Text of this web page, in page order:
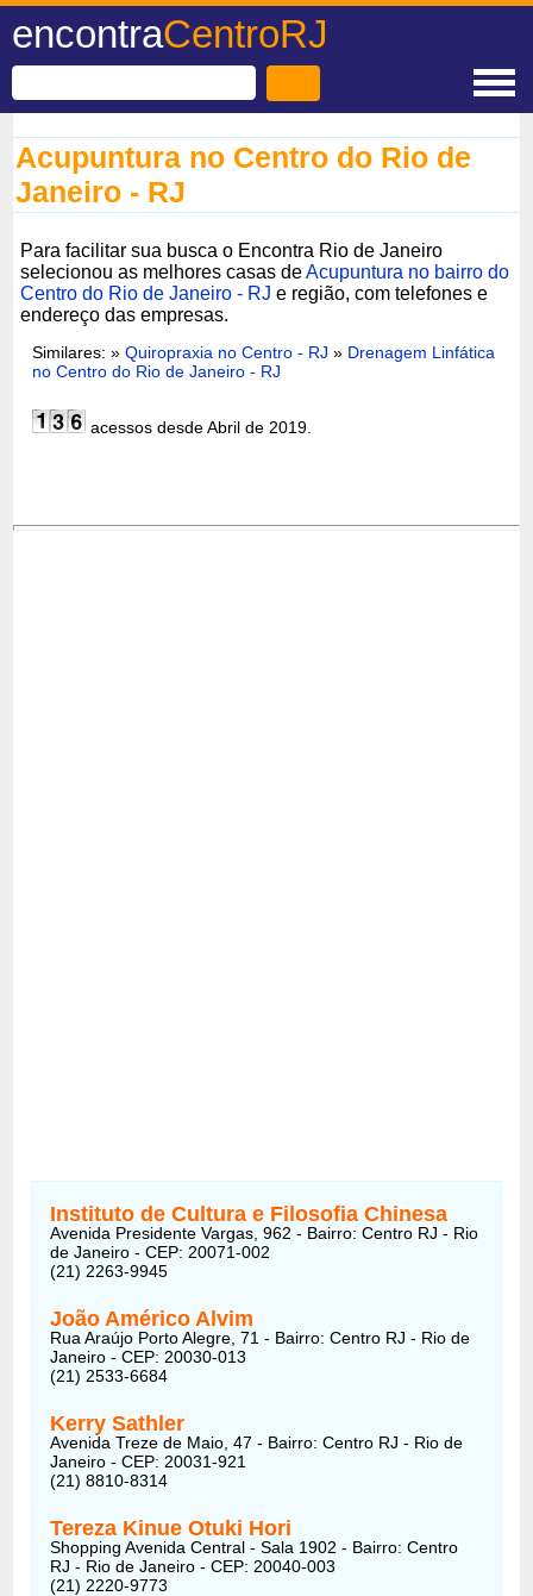
encontraCentroRJ
Acupuntura no Centro do Rio de
Janeiro - RJ
Para facilitar sua busca o Encontra Rio de Janeiro
selecionou as melhores casas deAcupuntura no bairro do
Centro do Rio de Janeiro - RJ e região, com telefones e
endereço das empresas.
Similares: »Quiropraxia no Centro - RJ » Drenagem Linfática
no Centro do Rio de Janeiro - RJ
acessos desde Abril de 2019.
Instituto de Cultura e Filosofia Chinesa
Avenida Presidente Vargas, 962 - Bairro: Centro RJ - Rio
de Janeiro - CEP: 20071-002
(21) 2263-9945
João Américo Alvim
Rua Araújo Porto Alegre, 71 - Bairro: Centro RJ - Rio de
Janeiro - CEP: 20030-013
(21) 2533-6684
Kerry Sathler
Avenida Treze de Maio, 47 - Bairro: Centro RJ - Rio de
Janeiro - CEP: 20031-921
(21) 8810-8314
Tereza Kinue Otuki Hori
Shopping Avenida Central - Sala 1902 - Bairro: Centro
RJ - Rio de Janeiro - CEP: 20040-003
(21) 2220-9773